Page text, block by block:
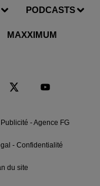
PODCASTS
MAXXIMUM
Publicité - Agence FG
- Confidentialité
du site